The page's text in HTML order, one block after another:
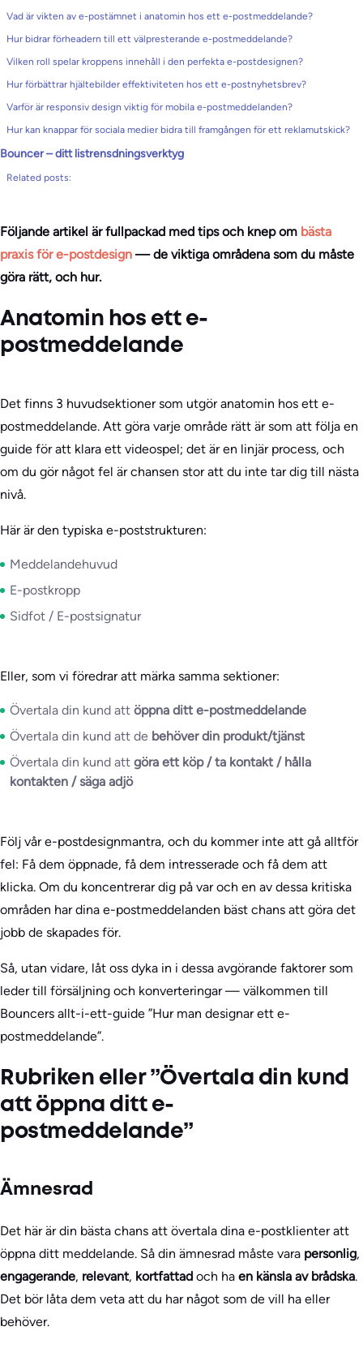
Vad är vikten av e-postämnet i anatomin hos ett e-postmeddelande?
Hur bidrar förheadern till ett välpresterande e-postmeddelande?
Vilken roll spelar kroppens innehåll i den perfekta e-postdesignen?
Hur förbättrar hjältebilder effektiviteten hos ett e-postnyhetsbrev?
Varför är responsiv design viktig för mobila e-postmeddelanden?
Hur kan knappar för sociala medier bidra till framgången för ett reklamutskick?
Bouncer – ditt listrensdningsverktyg
Related posts:
Följande artikel är fullpackad med tips och knep om bästa
praxis för e-postdesign — de viktiga områdena som du måste
göra rätt, och hur.
Anatomin hos ett e-
postmeddelande
Det finns 3 huvudsektioner som utgör anatomin hos ett e-
postmeddelande. Att göra varje område rätt är som att följa en
guide för att klara ett videospel; det är en linjär process, och
om du gör något fel är chansen stor att du inte tar dig till nästa
nivå.
Här är den typiska e-poststrukturen:
Meddelandehuvud
E-postkropp
Sidfot / E-postsignatur
Eller, som vi föredrar att märka samma sektioner:
Övertala din kund att öppna ditt e-postmeddelande
Övertala din kund att de behöver din produkt/tjänst
Övertala din kund att göra ett köp / ta kontakt / hålla
kontakten / säga adjö
Följ vår e-postdesignmantra, och du kommer inte att gå alltför
fel: Få dem öppnade, få dem intresserade och få dem att
klicka. Om du koncentrerar dig på var och en av dessa kritiska
områden har dina e-postmeddelanden bäst chans att göra det
jobb de skapades för.
Så, utan vidare, låt oss dyka in i dessa avgörande faktorer som
leder till försäljning och konverteringar — välkommen till
Bouncers allt-i-ett-guide ”Hur man designar ett e-
postmeddelande”.
Rubriken eller ”Övertala din kund
att öppna ditt e-
postmeddelande”
Ämnesrad
Det här är din bästa chans att övertala dina e-postklienter att
öppna ditt meddelande. Så din ämnesrad måste vara personlig,
engagerande, relevant, kortfattad och ha en känsla av brådska.
Det bör låta dem veta att du har något som de vill ha eller
behöver.